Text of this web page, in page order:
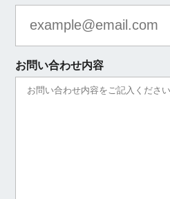
お問い合わせ内容